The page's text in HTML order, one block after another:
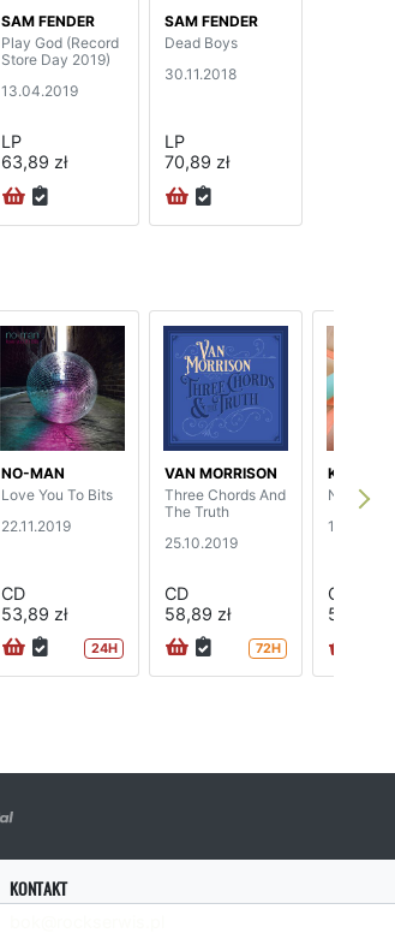
SAM FENDER
Play God (Record
Store Day 2019)
13.04.2019
LP
63,89 zł
SAM FENDER
Dead Boys
30.11.2018
LP
70,89 zł
NO-MAN
Love You To Bits
22.11.2019
CD
53,89 zł
24H
VAN MORRISON
Three Chords And
The Truth
25.10.2019
CD
58,89 zł
72H
KIM
No Home
CD
59,89 zł
KONTAKT